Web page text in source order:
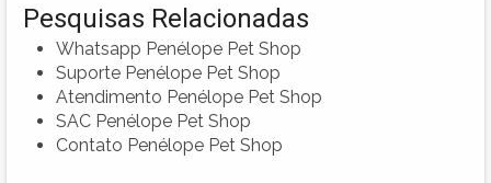
Pesquisas Relacionadas
Whatsapp Penélope Pet Shop
Suporte Penélope Pet Shop
Atendimento Penélope Pet Shop
SAC Penélope Pet Shop
Contato Penélope Pet Shop